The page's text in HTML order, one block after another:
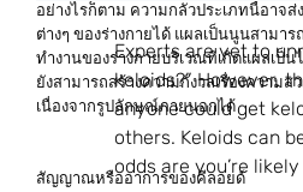
อย่างไรก็ตาม ความกลัวประเภทนี้อาจส่
ต่างๆ ของร่างกายได้ แผลเป็นนูนสามาร
ทำงานของร่างกายบริเวณที่เกิดแผลเป็
ยังสามารถสร้างความกังวลเรื่องความส
เนื่องจากรูปลักษณ์ภายนอกได้
สัญญาณหรืออาการของคีลอยด์
Experts are yet to
keloids?” However,
anyone could get
others. Keloids can
odds are you’re